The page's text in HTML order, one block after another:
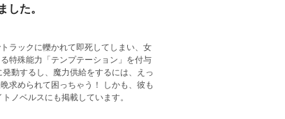
した。
ラックに轢かれて即死してしまい、女
特殊能力「テンプテーション」を付与
求められて困っちゃう！ しかも、彼も
お約束、ハッピーエンドです。 ムーンライトノベルスにも掲載しています。